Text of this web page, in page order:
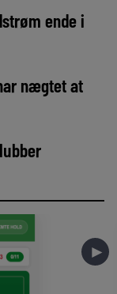
ende i
nægtet at
►